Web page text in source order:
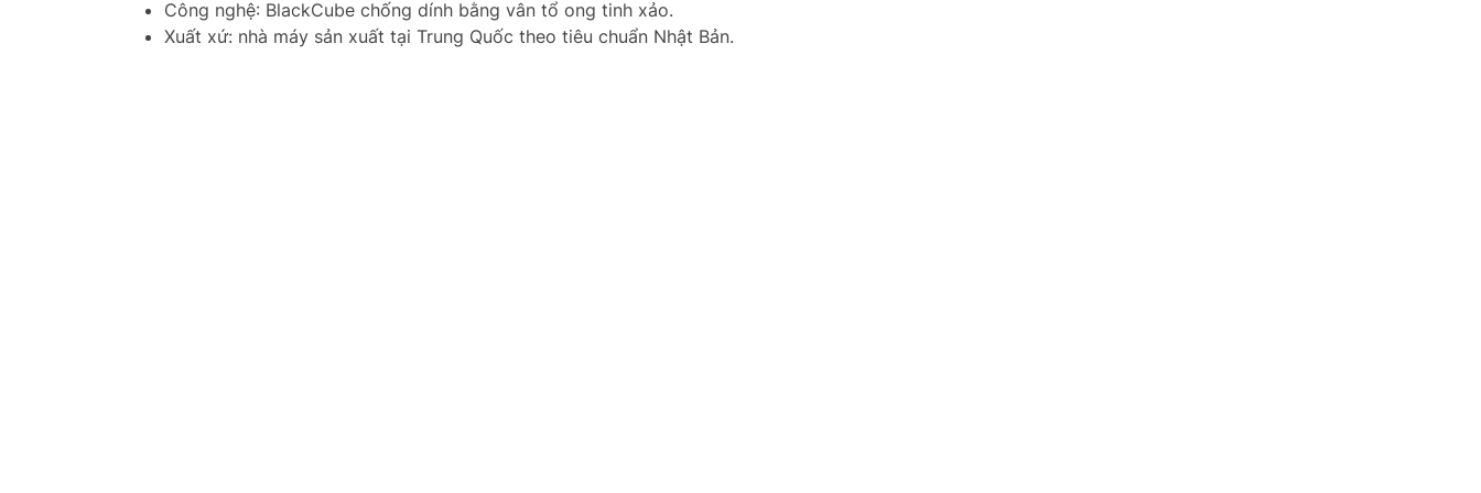
Công nghệ: BlackCube chống dính bằng vân tổ ong tinh xảo.
Xuất xứ: nhà máy sản xuất tại Trung Quốc theo tiêu chuẩn Nhật Bản.